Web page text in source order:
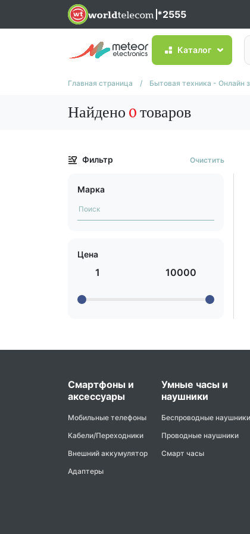
*2555
Каталог
Главная страница / Бытовая техника - Онлайн
Найдено 0 товаров
Фильтр Очистить
Марка
Цена
1 10000
Смартфоны и
аксессуары
Мобильные телефоны
Кабели/Переходники
Внешний аккумулятор
Адаптеры
Умные часы и
наушники
Беспроводные наушники
Проводные наушники
Смарт часы